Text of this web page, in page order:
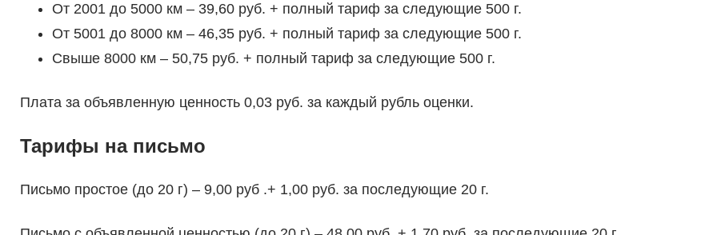
От 2001 до 5000 км – 39,60 руб. + полный тариф за следующие 500 г.
От 5001 до 8000 км – 46,35 руб. + полный тариф за следующие 500 г.
Свыше 8000 км – 50,75 руб. + полный тариф за следующие 500 г.
Плата за объявленную ценность 0,03 руб. за каждый рубль оценки.
Тарифы на письмо
Письмо простое (до 20 г) – 9,00 руб .+ 1,00 руб. за последующие 20 г.